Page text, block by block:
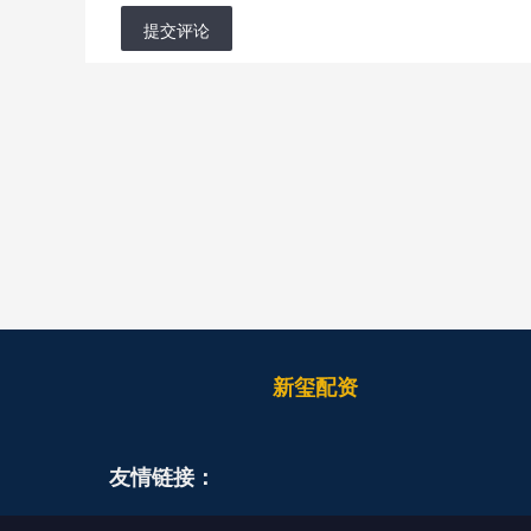
提交评论
新玺配资
友情链接：